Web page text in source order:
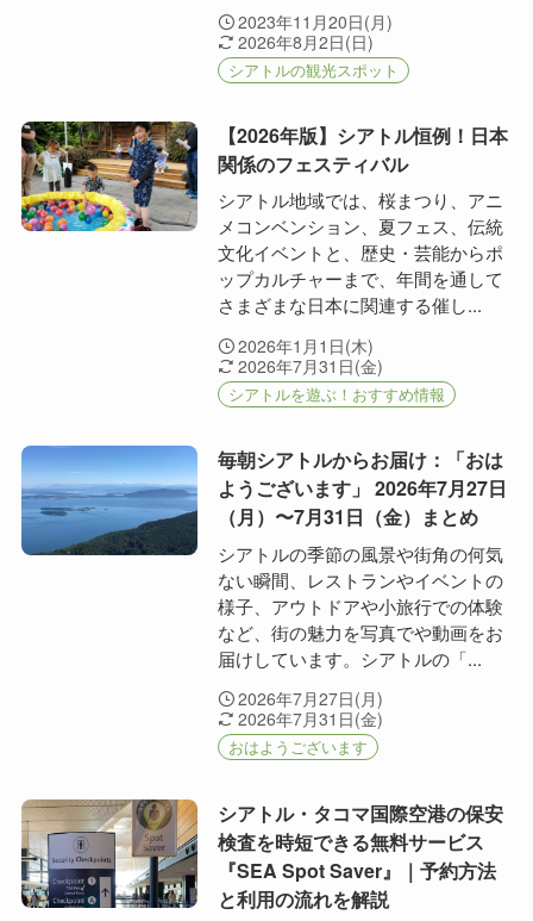
2023年11月20日(月)
2026年8月2日(日)
シアトルの観光スポット
【2026年版】シアトル恒例！日本
関係のフェスティバル
シアトル地域では、桜まつり、アニ
メコンベンション、夏フェス、伝統
文化イベントと、歴史・芸能からポ
ップカルチャーまで、年間を通して
さまざまな日本に関連する催し...
2026年1月1日(木)
2026年7月31日(金)
シアトルを遊ぶ！おすすめ情報
毎朝シアトルからお届け：「おは
ようございます」 2026年7月27日
（月）〜7月31日（金）まとめ
シアトルの季節の風景や街角の何気
ない瞬間、レストランやイベントの
様子、アウトドアや小旅行での体験
など、街の魅力を写真でや動画をお
届けしています。シアトルの「...
2026年7月27日(月)
2026年7月31日(金)
おはようございます
シアトル・タコマ国際空港の保安
検査を時短できる無料サービス
『SEA Spot Saver』｜予約方法
と利用の流れを解説